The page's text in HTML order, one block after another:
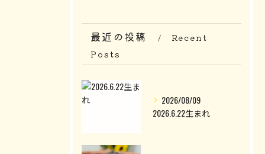
最近の投稿
Recent
Posts
2026/08/09
2026.6.22生まれ